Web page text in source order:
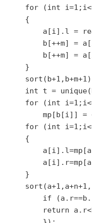
for (int
    {
a[i].l =
b[++m] =
b[++m] =
    }
int t =
for (int
mp[b[i]] =
for (int
    {
    }
if
return